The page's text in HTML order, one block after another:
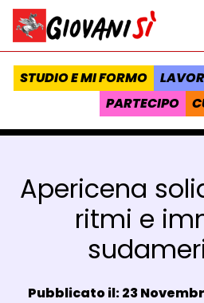
Vai al contenuto
Homepage Giovanisì - Progetto
STUDIO E MI FORMO
PARTECIPO
Apericena
ritmi e
Data e ora:
Pubblicato il: 23